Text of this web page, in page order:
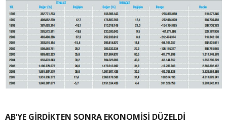
AB’YE GİRDİKTEN SONRA EKONOMİSİ DÜZELDİ